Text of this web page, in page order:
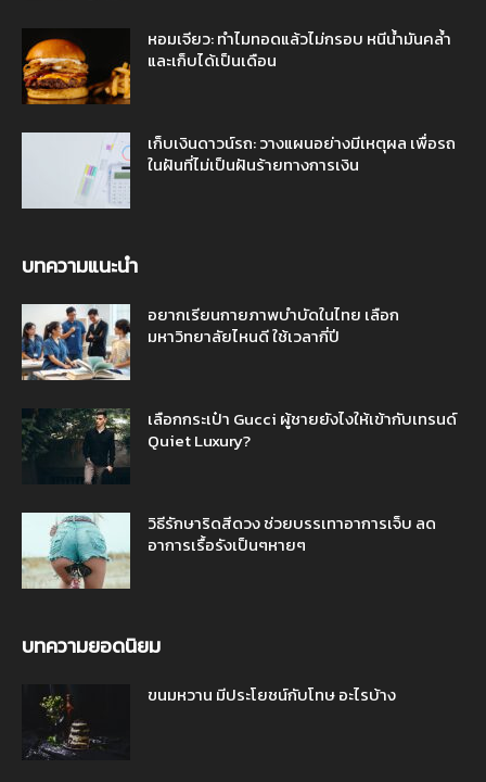
หอมเจียว: ทำไมทอดแล้วไม่กรอบ หนีน้ำมันคล้ำ
และเก็บได้เป็นเดือน
เก็บเงินดาวน์รถ: วางแผนอย่างมีเหตุผล เพื่อรถ
ในฝันที่ไม่เป็นฝันร้ายทางการเงิน
บทความแนะนำ
อยากเรียนกายภาพบำบัดในไทย เลือก
มหาวิทยาลัยไหนดี ใช้เวลากี่ปี
เลือกกระเป๋า Gucci ผู้ชายยังไงให้เข้ากับเทรนด์
Quiet Luxury?
วิธีรักษาริดสีดวง ช่วยบรรเทาอาการเจ็บ ลด
อาการเรื้อรังเป็นๆหายๆ
บทความยอดนิยม
ขนมหวาน มีประโยชน์กับโทษ อะไรบ้าง